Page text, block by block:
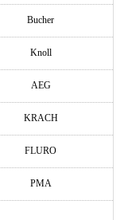
Bucher
Knoll
AEG
KRACH
FLURO
PMA